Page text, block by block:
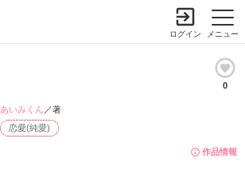
メニュー
ログイン
0
作品情報
恋愛(純愛)
あいみくん ／著